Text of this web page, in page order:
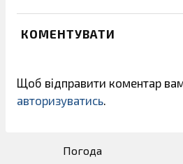
КОМЕНТУВАТИ
Щоб відправити коментар
авторизуватись
Погода